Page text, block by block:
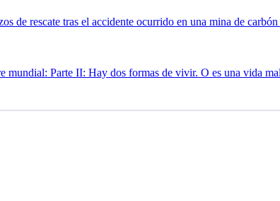
de rescate tras el accidente ocurrido en una mina de
Parte II: Hay dos formas de vivir. O es una vida